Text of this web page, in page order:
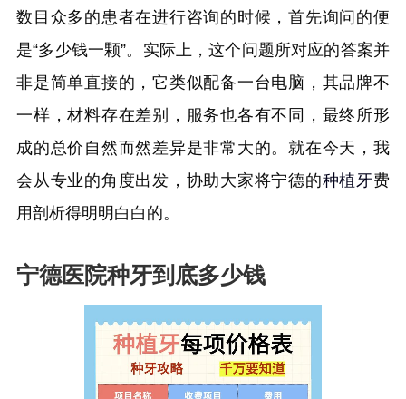
数目众多的患者在进行咨询的时候，首先询问的便
是“多少钱一颗”。实际上，这个问题所对应的答案并
非是简单直接的，它类似配备一台电脑，其品牌不
一样，材料存在差别，服务也各有不同，最终所形
成的总价自然而然差异是非常大的。就在今天，我
会从专业的角度出发，协助大家将宁德的种植牙费
用剖析得明明白白的。
宁德医院种牙到底多少钱